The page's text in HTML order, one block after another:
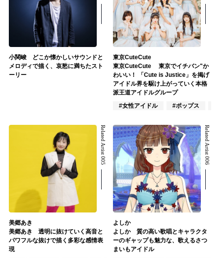
小関峻 どこか懐かしいサウンドと
メロディで描く、哀愁に満ちたスト
ーリー
東京CuteCute
東京CuteCute 東京でイチバン"か
わいい！ 「Cute is Justice」を掲げ
アイドル界を駆け上がっていく本格
派王道アイドルグループ
#女性アイドル
#ポップス
Related Artist 005
美郷あき
美郷あき 透明に抜けていく高音と
パワフルな抜けで描く多彩な感情表
現
Related Artist 006
よしか
よしか 質の高い歌唱とキャラクタ
ーのギャップも魅力な、歌えるさつ
まいもアイドル